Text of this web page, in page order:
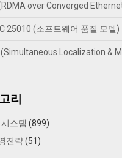
over Converged
25010 (소프트웨어 품질 모델)
Localization &
리
스템 (899)
전략(51)